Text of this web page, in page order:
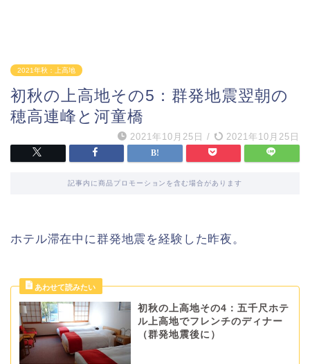
2021年秋：上高地
初秋の上高地その5：群発地震翌朝の
穂高連峰と河童橋
2021年10月25日 / 2021年10月25日
記事内に商品プロモーションを含む場合があります
ホテル滞在中に群発地震を経験した昨夜。
初秋の上高地その4：五千尺ホテ
ル上高地でフレンチのディナー
（群発地震後に）